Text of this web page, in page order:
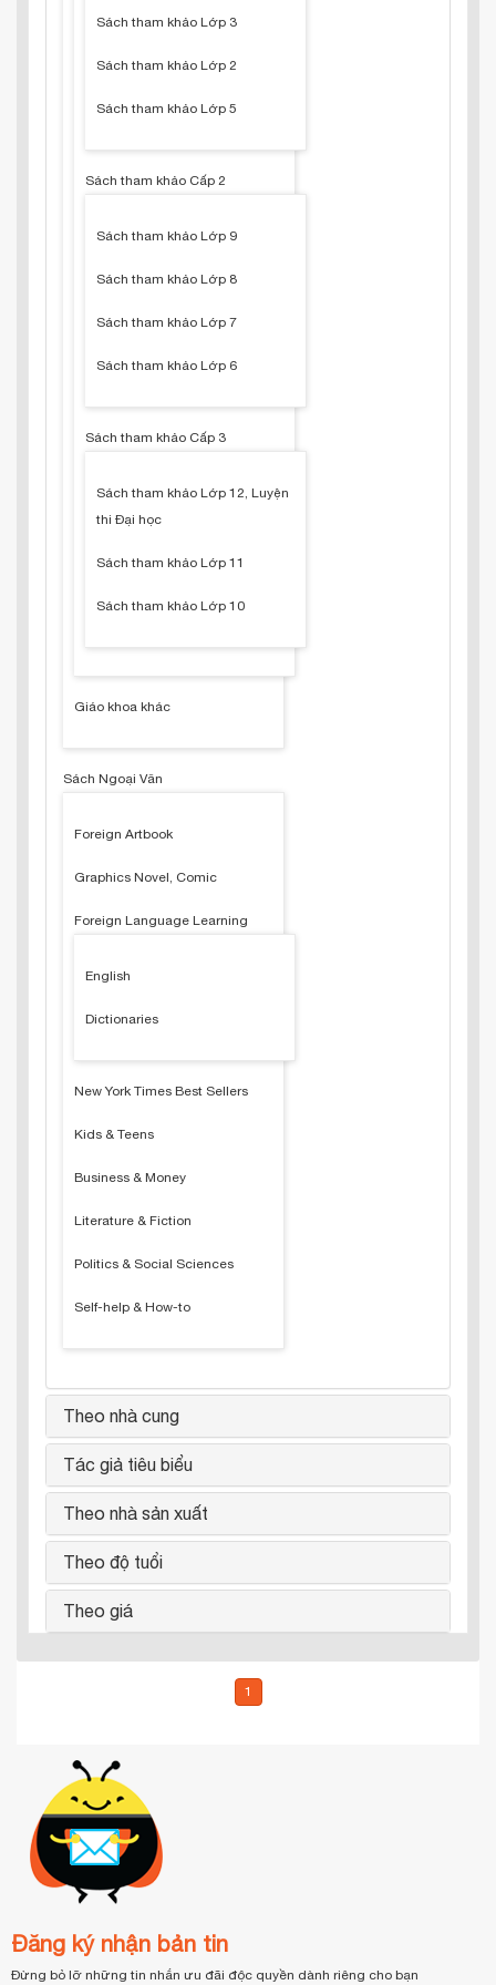
Sách tham khảo Lớp 3
Sách tham khảo Lớp 2
Sách tham khảo Lớp 5
Sách tham khảo Cấp 2
Sách tham khảo Lớp 9
Sách tham khảo Lớp 8
Sách tham khảo Lớp 7
Sách tham khảo Lớp 6
Sách tham khảo Cấp 3
Sách tham khảo Lớp 12, Luyện
thi Đại học
Sách tham khảo Lớp 11
Sách tham khảo Lớp 10
Giáo khoa khác
Sách Ngoại Văn
Foreign Artbook
Graphics Novel, Comic
Foreign Language Learning
English
Dictionaries
New York Times Best Sellers
Kids & Teens
Business & Money
Literature & Fiction
Politics & Social Sciences
Self-help & How-to
Theo nhà cung
Tác giả tiêu biểu
Theo nhà sản xuất
Theo độ tuổi
Theo giá
1
Đăng ký nhận bản tin
Đừng bỏ lỡ những tin nhắn ưu đãi độc quyền dành riêng cho bạn